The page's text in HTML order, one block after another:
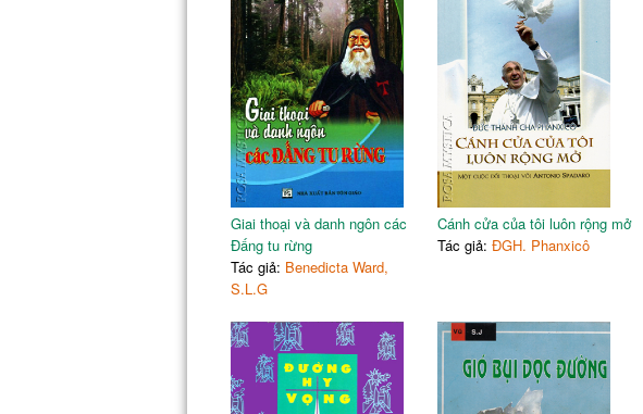
Giai thoại và danh ngôn các
Đấng tu rừng
Tác giả: Benedicta Ward,
S.L.G
Cánh cửa của tôi luôn rộng mở
Tác giả: ĐGH. Phanxicô